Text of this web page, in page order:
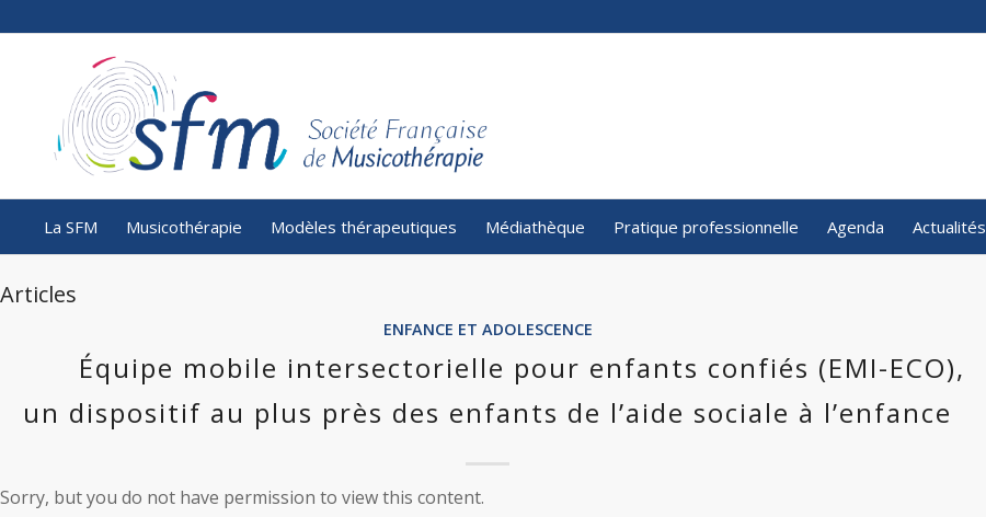
La SFM Musicothérapie Modèles thérapeutiques Médiathèque Pratique professionnelle Agenda Actualités
Articles
ENFANCE ET ADOLESCENCE
Équipe mobile intersectorielle pour enfants confiés (EMI-ECO),
un dispositif au plus près des enfants de l’aide sociale à l’enfance
Sorry, but you do not have permission to view this content.